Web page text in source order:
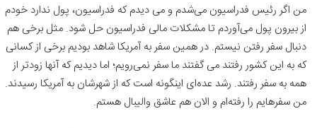
من اگر رئیس فدراسیون می‌شدم و می دیدم که فدراسیون، پول ندارد خودم
از بیرون پول می‌آوردم تا مشکلات مالی فدراسیون حل شود. مثل برخی هم
دنبال سفر رفتن نیستم. در همین سفر به آمریکا شاهد بودیم برخی از کسانی
که به این کشور رفتند می گفتند ما سفر نمی‌رویم؛ اما دیدیم که آنها زودتر از
همه به سفر رفتند. رشد عده‌ای اینگونه است که از شهرشان به آمریکا رسیدند.
من سفرهایم را رفته‌ام و الان هم عاشق والیبال هستم.